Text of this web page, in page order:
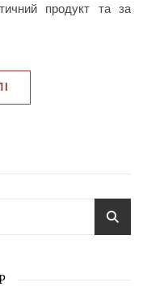
продукт та за